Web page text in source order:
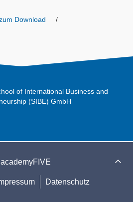
Download /
of International Business and
(SIBE) GmbH
Datenschutz